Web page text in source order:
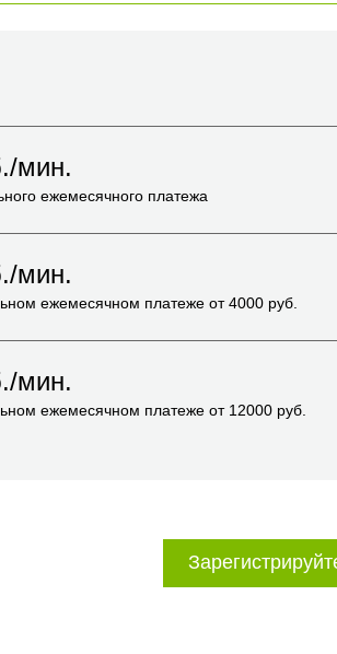
мин.
ежемесячного платежа
мин.
ежемесячном платеже от4000 руб.
мин.
ежемесячном платеже от 12000 руб.